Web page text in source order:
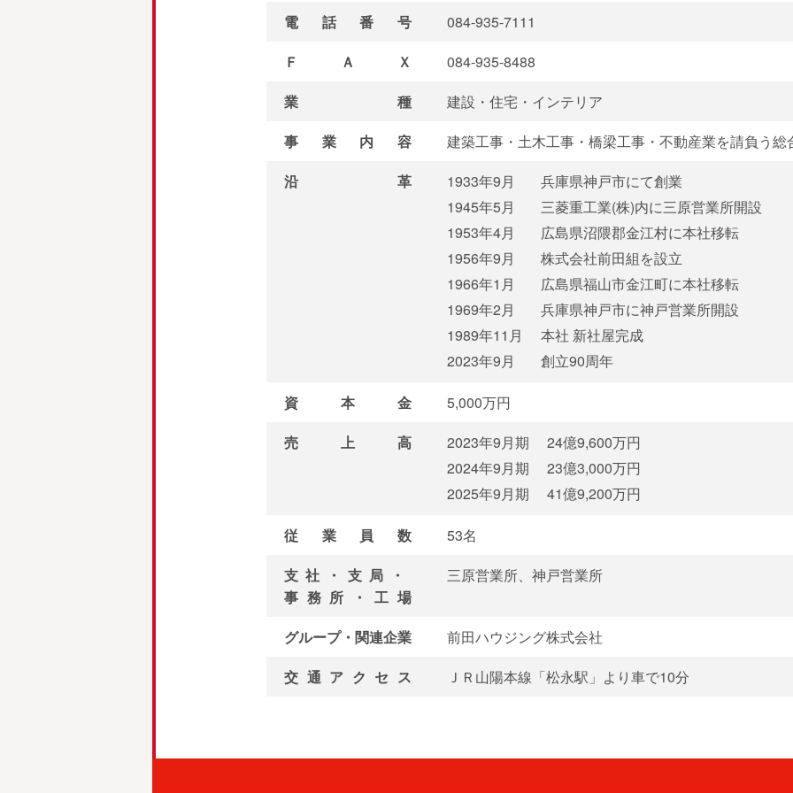
電話番号
084-935-7111
ＦＡＸ
084-935-8488
業種
建設・住宅・インテリア
事業内容
建築工事・土木工事・橋梁工事・不動産業を請負う総
沿革
1933年9月
兵庫県神戸市にて創業
1945年5月
三菱重工業(株)内に三原営業所開設
1953年4月
広島県沼隈郡金江村に本社移転
1956年9月
株式会社前田組を設立
1966年1月
広島県福山市金江町に本社移転
1969年2月
兵庫県神戸市に神戸営業所開設
1989年11月
本社 新社屋完成
2023年9月
創立90周年
資本金
5,000万円
売上高
2023年9月期
24億9,600万円
2024年9月期
23億3,000万円
2025年9月期
41億9,200万円
従業員数
53名
支社・支局・
事務所・工場
三原営業所、神戸営業所
グループ・関連企業
前田ハウジング株式会社
交通アクセス
ＪＲ山陽本線「松永駅」より車で10分